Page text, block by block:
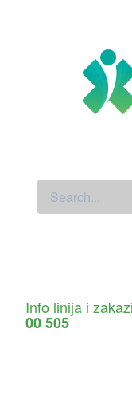
Info linija i
00 505